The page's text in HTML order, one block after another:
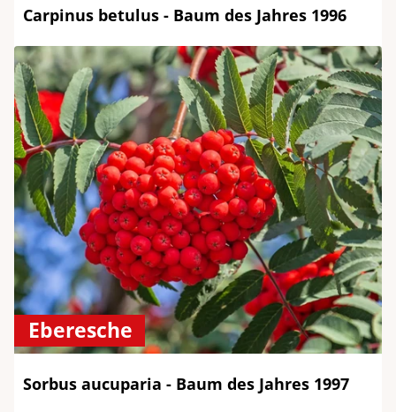
Carpinus betulus - Baum des Jahres 1996
Eberesche
Sorbus aucuparia - Baum des Jahres 1997